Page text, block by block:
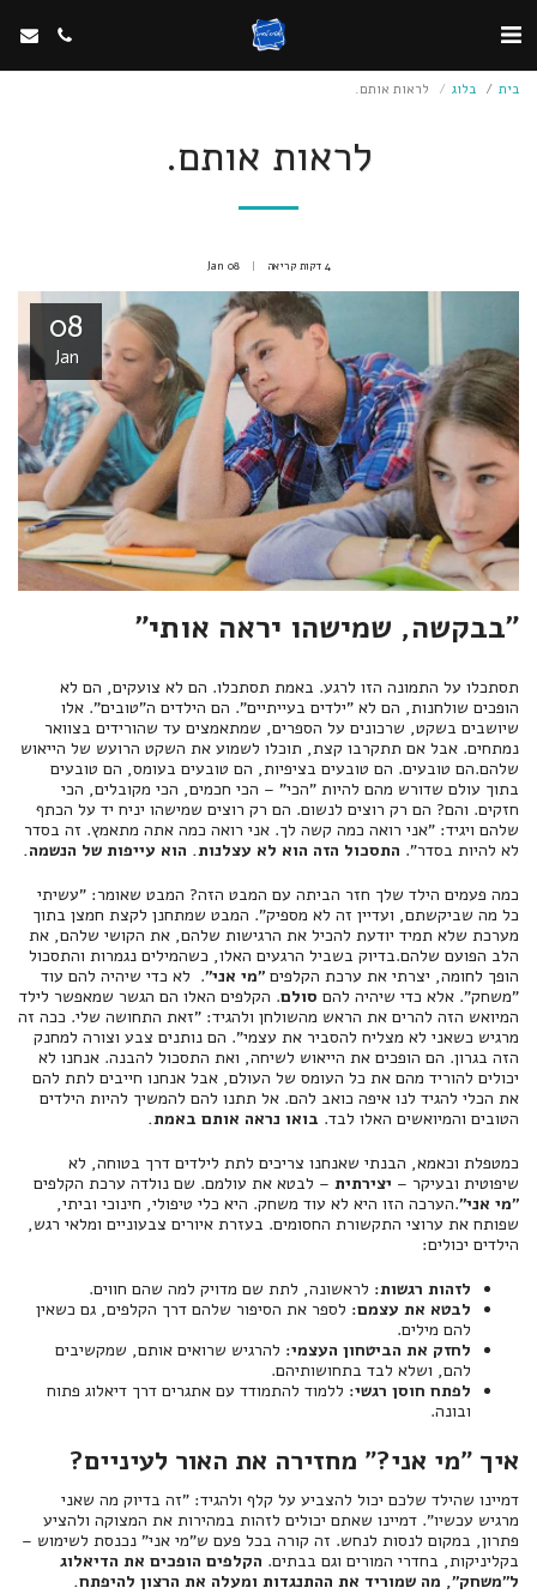
בית בלוג לראות אותם.
לראות אותם.
4 דקות קריאה 08
Jan
08
Jan
"בבקשה, שמישהו יראה אותי"
תסתכלו על התמונה הזו לרגע. באמת תסתכלו. הם לא צועקים, הם לא
הופכים שולחנות, הם לא "ילדים בעייתיים". הם הילדים ה"טובים". אלו
שיושבים בשקט, שרכונים על הספרים, שמתאמצים עד שהורידים בצוואר
נמתחים. אבל אם תתקרבו קצת, תוכלו לשמוע את השקט הרועש של הייאוש
שלהם.הם טובעים. הם טובעים בציפיות, הם טובעים בעומס, הם טובעים
בתוך עולם שדורש מהם להיות "הכי" – הכי חכמים, הכי מקובלים, הכי
חזקים. והם? הם רק רוצים לנשום. הם רק רוצים שמישהו יניח יד על הכתף
שלהם ויגיד: "אני רואה כמה קשה לך. אני רואה כמה אתה מתאמץ. זה בסדר
לא להיות בסדר". התסכול הזה הוא לא עצלנות. הוא עייפות של הנשמה.
כמה פעמים הילד שלך חזר הביתה עם המבט הזה? המבט שאומר: "עשיתי
כל מה שביקשתם, ועדיין זה לא מספיק". המבט שמתחנן לקצת חמצן בתוך
מערכת שלא תמיד יודעת להכיל את הרגישות שלהם, את הקושי שלהם, את
הלב הפועם שלהם.בדיוק בשביל הרגעים האלו, כשהמילים נגמרות והתסכול
הופך לחומה, יצרתי את ערכת הקלפים "מי אני". לא כדי שיהיה להם עוד
"משחק". אלא כדי שיהיה להם סולם. הקלפים האלו הם הגשר שמאפשר לילד
המיואש הזה להרים את הראש מהשולחן ולהגיד: "זאת התחושה שלי. ככה זה
מרגיש כשאני לא מצליח להסביר את עצמי". הם נותנים צבע וצורה למחנק
הזה בגרון. הם הופכים את הייאוש לשיחה, ואת התסכול להבנה. אנחנו לא
יכולים להוריד מהם את כל העומס של העולם, אבל אנחנו חייבים לתת להם
את הכלי להגיד לנו איפה כואב להם. אל תתנו להם להמשיך להיות הילדים
הטובים והמיואשים האלו לבד. בואו נראה אותם באמת.
כמטפלת וכאמא, הבנתי שאנחנו צריכים לתת לילדים דרך בטוחה, לא
שיפוטית ובעיקר – יצירתית – לבטא את עולמם. שם נולדה ערכת הקלפים
"מי אני".הערכה הזו היא לא עוד משחק. היא כלי טיפולי, חינוכי וביתי,
שפותח את ערוצי התקשורת החסומים. בעזרת איורים צבעוניים ומלאי רגש,
הילדים יכולים:
לזהות רגשות: לראשונה, לתת שם מדויק למה שהם חווים.
לבטא את עצמם: לספר את הסיפור שלהם דרך הקלפים, גם כשאין
להם מילים.
לחזק את הביטחון העצמי: להרגיש שרואים אותם, שמקשיבים
להם, ושלא לבד בתחושותיהם.
לפתח חוסן רגשי: ללמוד להתמודד עם אתגרים דרך דיאלוג פתוח
ובונה.
איך "מי אני?" מחזירה את האור לעיניים?
דמיינו שהילד שלכם יכול להצביע על קלף ולהגיד: "זה בדיוק מה שאני
מרגיש עכשיו". דמיינו שאתם יכולים לזהות במהירות את המצוקה ולהציע
פתרון, במקום לנסות לנחש. זה קורה בכל פעם ש"מי אני" נכנסת לשימוש –
בקליניקות, בחדרי המורים וגם בבתים. הקלפים הופכים את הדיאלוג
ל"משחק", מה שמוריד את ההתנגדות ומעלה את הרצון להיפתח.